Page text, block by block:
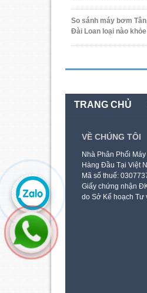
So sánh máy bơm
Đài Loan loại nào
TRANG CHỦ
VỀ CHÚNG TÔI
Nhà Phân Phối
Hàng Đầu Tại Việt
Mã số thuế:
Giấy chứng nhận
do Sở Kế hoạch Tư